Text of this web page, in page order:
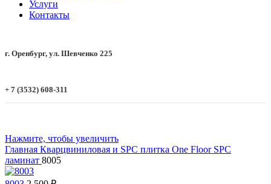
Услуги
Контакты
г. Оренбург, ул. Шевченко 225
+ 7 (3532) 608-311
Нажмите, чтобы увеличить
Главная Кварцвиниловая и SPC плитка One Floor SPC
ламинат 8005